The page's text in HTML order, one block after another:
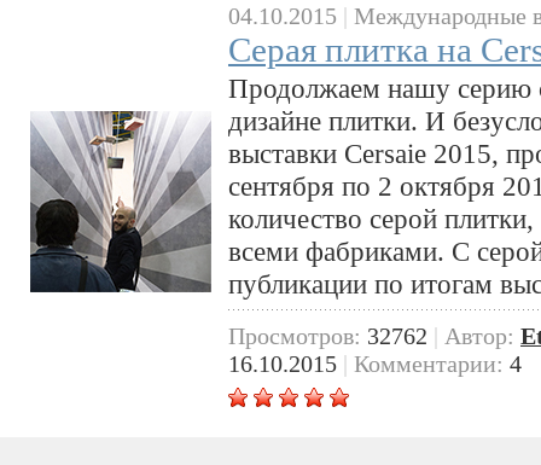
04.10.2015 | Международные
Серая плитка на
Продолжаем нашу серию
дизайне плитки. И
выставки Cersaie 2015,
сентября по 2 октября
количество серой
всеми фабриками. С
публикации по итогам
Просмотров: 32762 | Автор:
16.10.2015 | Комментарии: 4